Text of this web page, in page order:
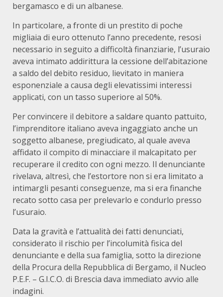
bergamasco e di un albanese.
In particolare, a fronte di un prestito di poche
migliaia di euro ottenuto l’anno precedente, resosi
necessario in seguito a difficoltà finanziarie, l’usuraio
aveva intimato addirittura la cessione dell’abitazione
a saldo del debito residuo, lievitato in maniera
esponenziale a causa degli elevatissimi interessi
applicati, con un tasso superiore al 50%.
Per convincere il debitore a saldare quanto pattuito,
l’imprenditore italiano aveva ingaggiato anche un
soggetto albanese, pregiudicato, al quale aveva
affidato il compito di minacciare il malcapitato per
recuperare il credito con ogni mezzo. Il denunciante
rivelava, altresì, che l’estortore non si era limitato a
intimargli pesanti conseguenze, ma si era finanche
recato sotto casa per prelevarlo e condurlo presso
l’usuraio.
Data la gravità e l’attualità dei fatti denunciati,
considerato il rischio per l’incolumità fisica del
denunciante e della sua famiglia, sotto la direzione
della Procura della Repubblica di Bergamo, il Nucleo
P.E.F. – G.I.C.O. di Brescia dava immediato avvio alle
indagini.